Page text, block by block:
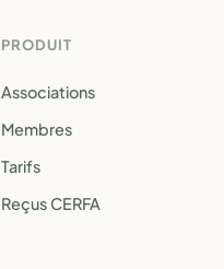
PRODUIT
Associations
Membres
Tarifs
Reçus CERFA